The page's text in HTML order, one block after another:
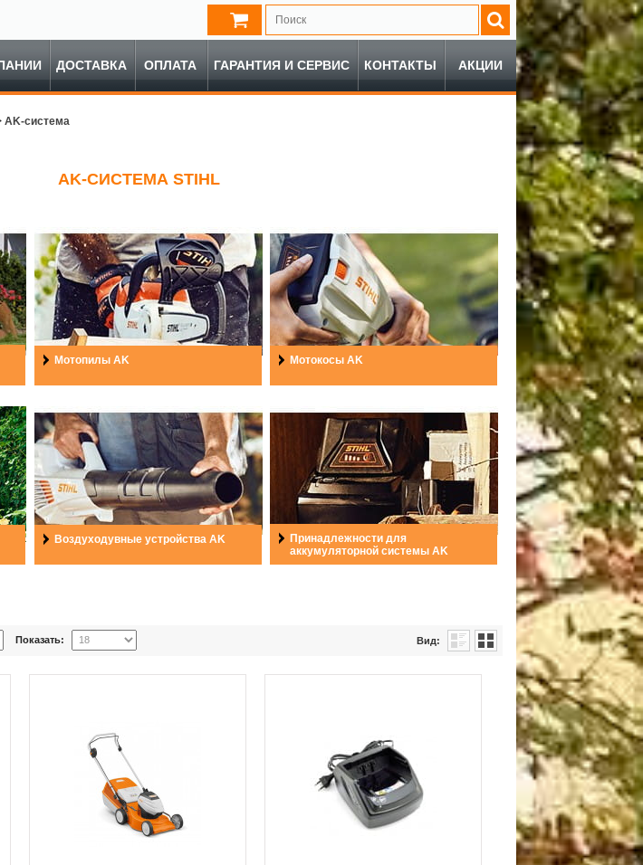
ДОСТАВКА ОПЛАТА ГАРАНТИЯ И СЕРВИС КОНТАКТЫ АКЦИИ
AK-система
AK-СИСТЕМА STIHL
Мотопилы AK Мотокосы AK
Воздуходувные устройства AK
Принадлежности для
аккумуляторной системы AK
Показать: Вид: